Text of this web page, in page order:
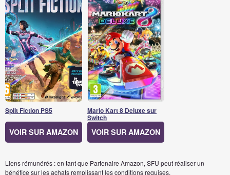
Split Fiction PS5
VOIR SUR AMAZON
Mario Kart 8 Deluxe sur
Switch
VOIR SUR AMAZON
Liens rémunérés : en tant que Partenaire Amazon, SFU peut réaliser un
bénéfice sur les achats remplissant les conditions requises.